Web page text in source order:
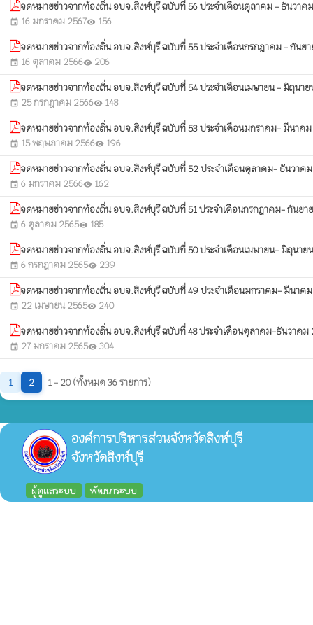
จดหมายข่าวจากท้องถิ่น อบจ.สิงห์บุรี ฉบับที่ 56 ประจำเดือนตุลาคม - ธันวาค
event 16 มกราคม 2567visibility 156
จดหมายข่าวจากท้องถิ่น อบจ.สิงห์บุรี ฉบับที่ 55 ประจำเดือนกรกฎาคม - กันย
event 16 ตุลาคม 2566visibility 206
จดหมายข่าวจากท้องถิ่น อบจ.สิงห์บุรี ฉบับที่ 54 ประจำเดือนเมษายน - มิถุนา
event 25 กรกฎาคม 2566visibility 148
จดหมายข่าวจากท้องถิ่น อบจ.สิงห์บุรี ฉบับที่ 53 ประจำเดือนมกราคม- มีนาค
event 15 พฤษภาคม 2566visibility 196
จดหมายข่าวจากท้องถิ่น อบจ.สิงห์บุรี ฉบับที่ 52 ประจำเดือนตุลาคม- ธันวาค
event 6 มกราคม 2566visibility 162
จดหมายข่าวจากท้องถิ่น อบจ.สิงห์บุรี ฉบับที่ 51 ประจำเดือนกรกฏาคม- กันยา
event 6 ตุลาคม 2565visibility 185
จดหมายข่าวจากท้องถิ่น อบจ.สิงห์บุรี ฉบับที่ 50 ประจำเดือนเมษายน- มิถุนาย
event 6 กรกฎาคม 2565visibility 239
จดหมายข่าวจากท้องถิ่น อบจ.สิงห์บุรี ฉบับที่ 49 ประจำเดือนมกราคม- มีนาค
event 22 เมษายน 2565visibility 240
จดหมายข่าวจากท้องถิ่น อบจ.สิงห์บุรี ฉบับที่ 48 ประจำเดือนตุลาคม-ธันวาคม
event 27 มกราคม 2565visibility 304
1 2 1 - 20 (ทั้งหมด 36 รายการ)
องค์การบริหารส่วนจังหวัดสิงห์บุรี
จังหวัดสิงห์บุรี
ผู้ดูแลระบบ พัฒนาระบบ